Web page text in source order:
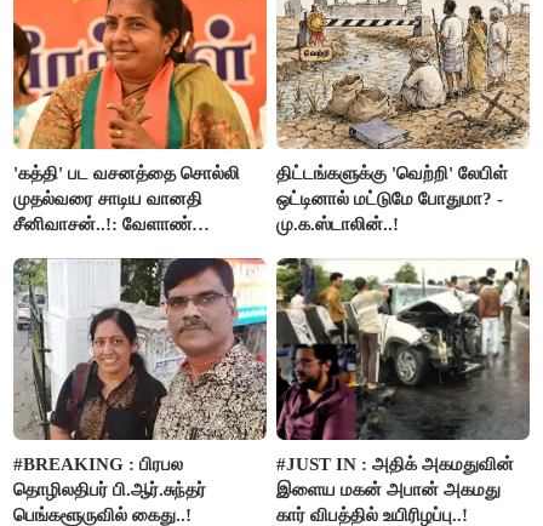
'கத்தி' பட வசனத்தை சொல்லி
முதல்வரை சாடிய வானதி
சீனிவாசன்..!: வேளாண்
எதிர்ப்பு!
திட்டங்களுக்கு 'வெற்றி' லேபிள்
ஒட்டினால் மட்டுமே போதுமா? -
மு.க.ஸ்டாலின்..!
#BREAKING : பிரபல
தொழிலதிபர் பி.ஆர்.சுந்தர்
பெங்களூருவில் கைது..!
#JUST IN : அதிக் அகமதுவின்
இளைய மகன் அபான் அகமது
கார் விபத்தில் உயிரிழப்பு..!